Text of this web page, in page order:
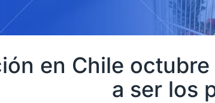
en Chile
a ser los